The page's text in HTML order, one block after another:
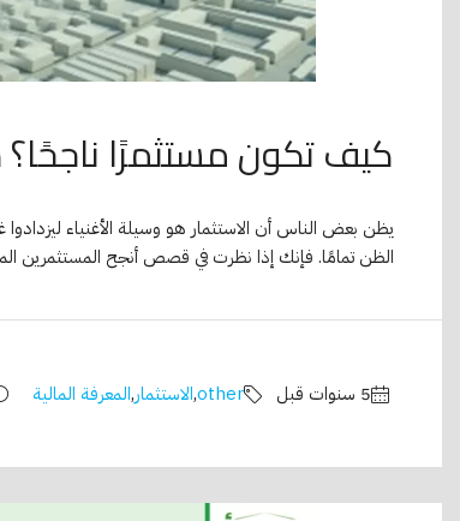
كيف تكون مستثمرًا ناجحًا؟
يظن بعض الناس أن الاستثمار هو وسيلة الأغنياء
الظن تمامًا. فإنك إذا نظرت في قصص أنجح المستثمرين
other
,الاستثمار,المعرفة المالية